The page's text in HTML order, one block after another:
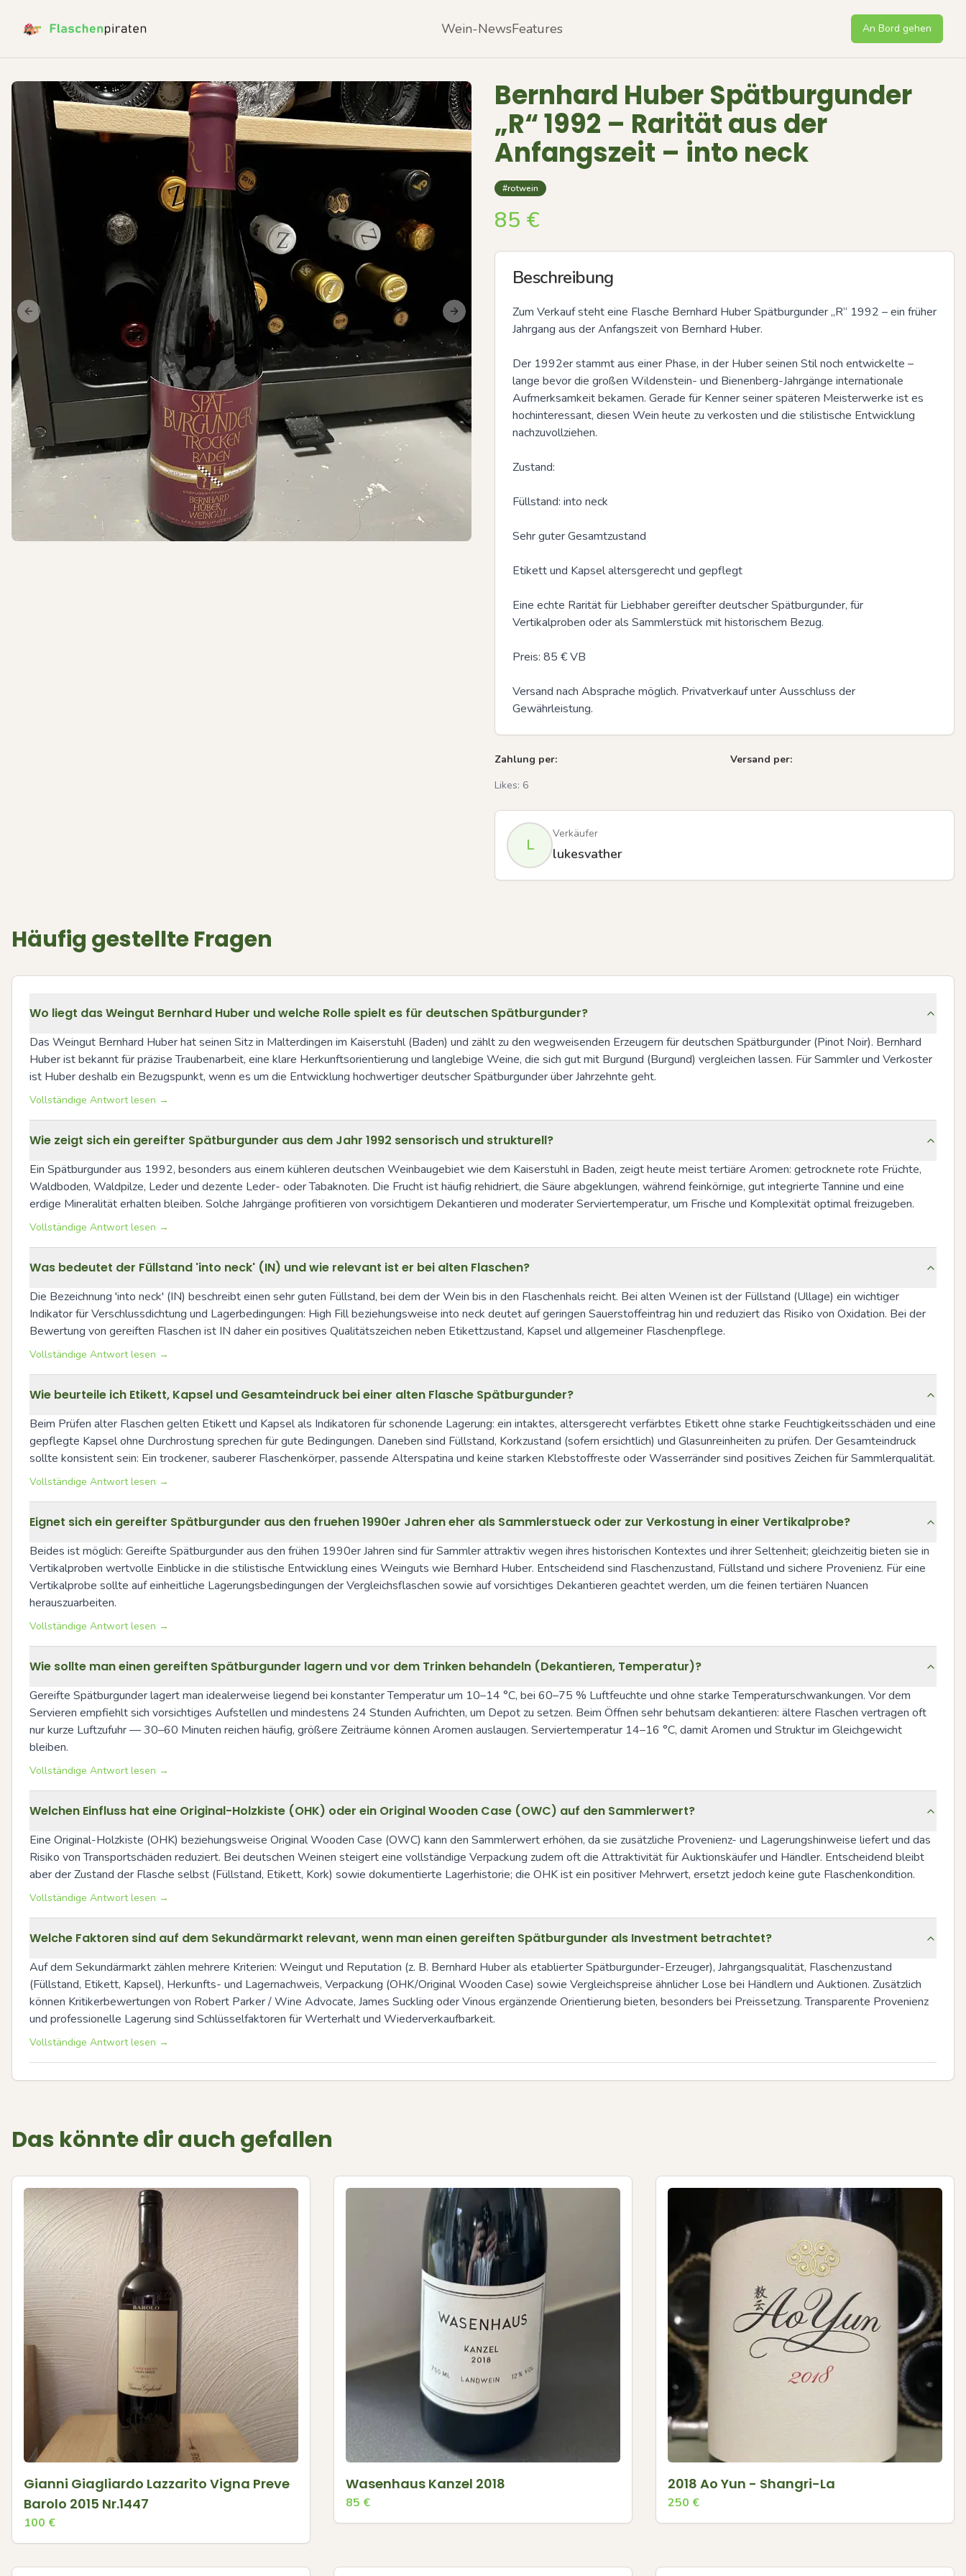
Wein-NewsFeatures An Bord gehen
Previous slide Next slide
Bernhard Huber Spätburgunder
„R“ 1992 – Rarität aus der
Anfangszeit – into neck
#rotwein
85 €
Beschreibung
Zum Verkauf steht eine Flasche Bernhard Huber Spätburgunder „R“ 1992 – ein früher
Jahrgang aus der Anfangszeit von Bernhard Huber.
Der 1992er stammt aus einer Phase, in der Huber seinen Stil noch entwickelte –
lange bevor die großen Wildenstein- und Bienenberg-Jahrgänge internationale
Aufmerksamkeit bekamen. Gerade für Kenner seiner späteren Meisterwerke ist es
hochinteressant, diesen Wein heute zu verkosten und die stilistische Entwicklung
nachzuvollziehen.
Zustand:
Füllstand: into neck
Sehr guter Gesamtzustand
Etikett und Kapsel altersgerecht und gepflegt
Eine echte Rarität für Liebhaber gereifter deutscher Spätburgunder, für
Vertikalproben oder als Sammlerstück mit historischem Bezug.
Preis: 85 € VB
Versand nach Absprache möglich. Privatverkauf unter Ausschluss der
Gewährleistung.
Zahlung per:
Versand per:
Likes: 6
L
Verkäufer
lukesvather
Häufig gestellte Fragen
Wo liegt das Weingut Bernhard Huber und welche Rolle spielt es für deutschen Spätburgunder?
Das Weingut Bernhard Huber hat seinen Sitz in Malterdingen im Kaiserstuhl (Baden) und zählt zu den wegweisenden Erzeugern für deutschen Spätburgunder (Pinot Noir). Bernhard
Huber ist bekannt für präzise Traubenarbeit, eine klare Herkunftsorientierung und langlebige Weine, die sich gut mit Burgund (Burgund) vergleichen lassen. Für Sammler und Verkoster
ist Huber deshalb ein Bezugspunkt, wenn es um die Entwicklung hochwertiger deutscher Spätburgunder über Jahrzehnte geht.
Vollständige Antwort lesen →
Wie zeigt sich ein gereifter Spätburgunder aus dem Jahr 1992 sensorisch und strukturell?
Ein Spätburgunder aus 1992, besonders aus einem kühleren deutschen Weinbaugebiet wie dem Kaiserstuhl in Baden, zeigt heute meist tertiäre Aromen: getrocknete rote Früchte,
Waldboden, Waldpilze, Leder und dezente Leder- oder Tabaknoten. Die Frucht ist häufig rehidriert, die Säure abgeklungen, während feinkörnige, gut integrierte Tannine und eine
erdige Mineralität erhalten bleiben. Solche Jahrgänge profitieren von vorsichtigem Dekantieren und moderater Serviertemperatur, um Frische und Komplexität optimal freizugeben.
Vollständige Antwort lesen →
Was bedeutet der Füllstand 'into neck' (IN) und wie relevant ist er bei alten Flaschen?
Die Bezeichnung 'into neck' (IN) beschreibt einen sehr guten Füllstand, bei dem der Wein bis in den Flaschenhals reicht. Bei alten Weinen ist der Füllstand (Ullage) ein wichtiger
Indikator für Verschlussdichtung und Lagerbedingungen: High Fill beziehungsweise into neck deutet auf geringen Sauerstoffeintrag hin und reduziert das Risiko von Oxidation. Bei der
Bewertung von gereiften Flaschen ist IN daher ein positives Qualitätszeichen neben Etikettzustand, Kapsel und allgemeiner Flaschenpflege.
Vollständige Antwort lesen →
Wie beurteile ich Etikett, Kapsel und Gesamteindruck bei einer alten Flasche Spätburgunder?
Beim Prüfen alter Flaschen gelten Etikett und Kapsel als Indikatoren für schonende Lagerung: ein intaktes, altersgerecht verfärbtes Etikett ohne starke Feuchtigkeitsschäden und eine
gepflegte Kapsel ohne Durchrostung sprechen für gute Bedingungen. Daneben sind Füllstand, Korkzustand (sofern ersichtlich) und Glasunreinheiten zu prüfen. Der Gesamteindruck
sollte konsistent sein: Ein trockener, sauberer Flaschenkörper, passende Alterspatina und keine starken Klebstoffreste oder Wasserränder sind positives Zeichen für Sammlerqualität.
Vollständige Antwort lesen →
Eignet sich ein gereifter Spätburgunder aus den fruehen 1990er Jahren eher als Sammlerstueck oder zur Verkostung in einer Vertikalprobe?
Beides ist möglich: Gereifte Spätburgunder aus den frühen 1990er Jahren sind für Sammler attraktiv wegen ihres historischen Kontextes und ihrer Seltenheit; gleichzeitig bieten sie in
Vertikalproben wertvolle Einblicke in die stilistische Entwicklung eines Weinguts wie Bernhard Huber. Entscheidend sind Flaschenzustand, Füllstand und sichere Provenienz. Für eine
Vertikalprobe sollte auf einheitliche Lagerungsbedingungen der Vergleichsflaschen sowie auf vorsichtiges Dekantieren geachtet werden, um die feinen tertiären Nuancen
herauszuarbeiten.
Vollständige Antwort lesen →
Wie sollte man einen gereiften Spätburgunder lagern und vor dem Trinken behandeln (Dekantieren, Temperatur)?
Gereifte Spätburgunder lagert man idealerweise liegend bei konstanter Temperatur um 10–14 °C, bei 60–75 % Luftfeuchte und ohne starke Temperaturschwankungen. Vor dem
Servieren empfiehlt sich vorsichtiges Aufstellen und mindestens 24 Stunden Aufrichten, um Depot zu setzen. Beim Öffnen sehr behutsam dekan­tieren: ältere Flaschen vertragen oft
nur kurze Luftzufuhr — 30–60 Minuten reichen häufig, größere Zeiträume können Aromen auslaugen. Serviertemperatur 14–16 °C, damit Aromen und Struktur im Gleichgewicht
bleiben.
Vollständige Antwort lesen →
Welchen Einfluss hat eine Original-Holzkiste (OHK) oder ein Original Wooden Case (OWC) auf den Sammlerwert?
Eine Original-Holzkiste (OHK) beziehungsweise Original Wooden Case (OWC) kann den Sammlerwert erhöhen, da sie zusätzliche Provenienz- und Lagerungshinweise liefert und das
Risiko von Transportschäden reduziert. Bei deutschen Weinen steigert eine vollständige Verpackung zudem oft die Attraktivität für Auktionskäufer und Händler. Entscheidend bleibt
aber der Zustand der Flasche selbst (Füllstand, Etikett, Kork) sowie dokumentierte Lagerhistorie; die OHK ist ein positiver Mehrwert, ersetzt jedoch keine gute Flaschenkondition.
Vollständige Antwort lesen →
Welche Faktoren sind auf dem Sekundärmarkt relevant, wenn man einen gereiften Spätburgunder als Investment betrachtet?
Auf dem Sekundärmarkt zählen mehrere Kriterien: Weingut und Reputation (z. B. Bernhard Huber als etablierter Spätburgunder-Erzeuger), Jahrgangsqualität, Flaschenzustand
(Füllstand, Etikett, Kapsel), Herkunfts- und Lagernachweis, Verpackung (OHK/Original Wooden Case) sowie Vergleichspreise ähnlicher Lose bei Händlern und Auktionen. Zusätzlich
können Kritikerbewertungen von Robert Parker / Wine Advocate, James Suckling oder Vinous ergänzende Orientierung bieten, besonders bei Preissetzung. Transparente Provenienz
und professionelle Lagerung sind Schlüsselfaktoren für Werterhalt und Wiederverkaufbarkeit.
Vollständige Antwort lesen →
Das könnte dir auch gefallen
Gianni Giagliardo Lazzarito Vigna Preve
Barolo 2015 Nr.1447
100 €
Wasenhaus Kanzel 2018
85 €
2018 Ao Yun - Shangri-La
250 €